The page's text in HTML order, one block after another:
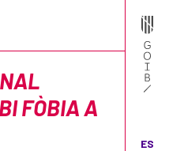
ES
FÒBIA A